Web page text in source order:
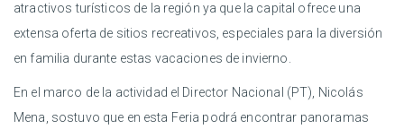
atractivos turísticos de la región ya que la capital ofrece una
extensa oferta de sitios recreativos, especiales para la diversión
en familia durante estas vacaciones de invierno.
En el marco de la actividad el Director Nacional (PT), Nicolás
Mena, sostuvo que en esta Feria podrá encontrar panoramas